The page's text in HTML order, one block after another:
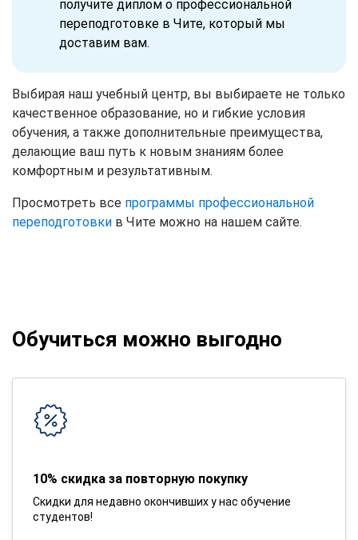
получите диплом о профессиональной
переподготовке в Чите, который мы
доставим вам.
Выбирая наш учебный центр, вы выбираете не только
качественное образование, но и гибкие условия
обучения, а также дополнительные преимущества,
делающие ваш путь к новым знаниям более
комфортным и результативным.
Просмотреть все программы профессиональной
переподготовки в Чите можно на нашем сайте.
Обучиться можно выгодно
10% скидка за повторную покупку
Скидки для недавно окончивших у нас обучение
студентов!